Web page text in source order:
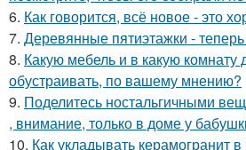
6. Как говорится, всё новое - это
7. Деревянные пятиэтажки -
8. Какую мебель и в какую комнату
обустраивать, по вашему мнению?
9. Поделитесь ностальгичными
, внимание, только в доме у
10. Как укладывать керамогранит